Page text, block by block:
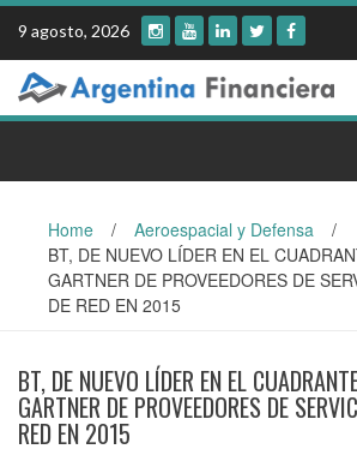
Skip
content
9 agosto, 2026
Home / Aeroespacial y Defensa
/
BT, DE NUEVO LÍDER EN EL
GARTNER DE PROVEEDORES DE
DE RED EN 2015
BT, DE NUEVO LÍDER EN EL
GARTNER DE PROVEEDORES DE
RED EN 2015